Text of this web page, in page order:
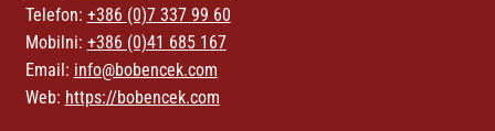
Telefon: +386 (0)7 337 99 60
Mobilni: +386 (0)41 685 167
Email: info@bobencek.com
Web: https://bobencek.com